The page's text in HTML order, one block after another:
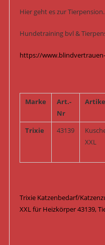
Hier geht es zur Tierpension.
Hundetraining bvl &
https://
Marke
Art.-
Nr
Trixie 43139
XXL
Trixie Katzenbedarf/
XXL für Heizkörper 43139,